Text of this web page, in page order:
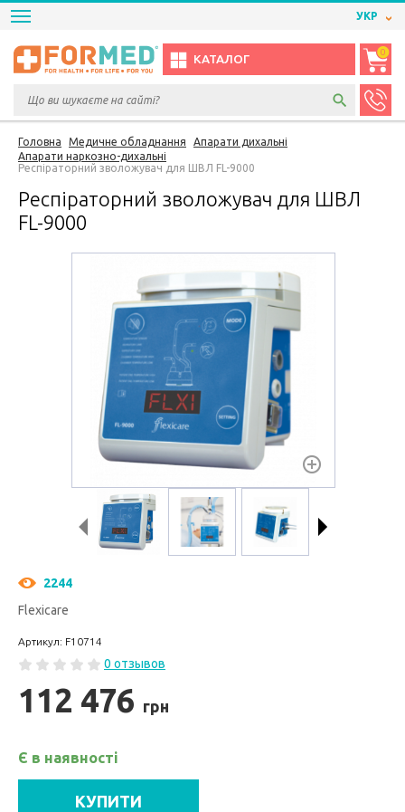
УКР
КАТАЛОГ
0
Головна Медичне обладнання
Апарати дихальні
Апарати наркозно-дихальні
Респіраторний зволожувач для ШВЛ FL-9000
Респіраторний зволожувач для ШВЛ
FL-9000
2244
Flexicare
Артикул: F10714
0 отзывов
112 476 грн
Є в наявності
КУПИТИ